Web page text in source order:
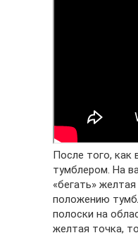
После того, как
тумблером. На
«бегать»
положению
полоски на
желтая точка,